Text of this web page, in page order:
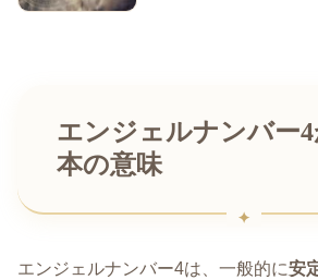
エンジェルナンバー
本の意味
エンジェルナンバー4は、一般的に安